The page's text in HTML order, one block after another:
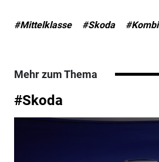
#Mittelklasse #Skoda #Kombi
Mehr zum Thema
#Skoda